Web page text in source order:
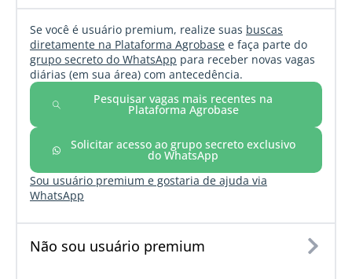
Se você é usuário premium, realize suas buscas
diretamente na Plataforma Agrobase e faça parte do
grupo secreto do WhatsApp para receber novas vagas
diárias (em sua área) com antecedência.
Pesquisar vagas mais recentes na
Plataforma Agrobase
Solicitar acesso ao grupo secreto exclusivo
do WhatsApp
Sou usuário premium e gostaria de ajuda via
WhatsApp
Não sou usuário premium